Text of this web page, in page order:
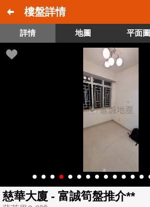
樓盤詳情
詳情 地圖 平面圖
慈華大廈 - 富誠筍盤推介**